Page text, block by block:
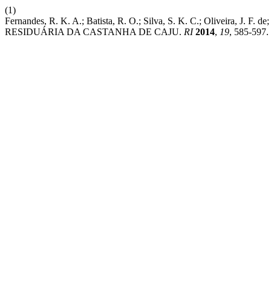
(1)
Fernandes, R. K. A.; Batista, R. O.; Silva, S. K. C.; Oliveira, J.
RESIDUÁRIA DA CASTANHA DE CAJU. RI 2014, 19, 585-597.